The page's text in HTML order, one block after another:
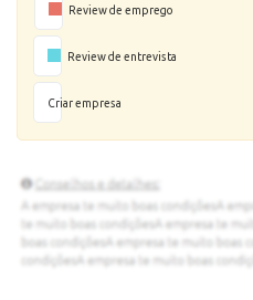
Review de emprego
Review de entrevista
Criar empresa